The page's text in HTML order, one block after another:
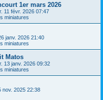
1er mars 2026
11 févr. 2026 07:47
miniatures
janv. 2026 21:40
miniatures
Matos
13 janv. 2026 09:32
miniatures
nov. 2025 22:38